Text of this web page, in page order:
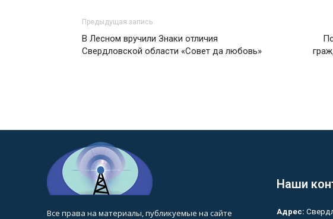
Предыдущая запись
В Лесном вручили Знаки отличия
Свердловской области «Совет да любовь»
Все права на материалы, публикуемые на сайте
Наши
Адрес: